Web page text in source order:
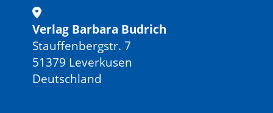
Verlag Barbara Budrich
Stauffenbergstr. 7
51379 Leverkusen
Deutschland